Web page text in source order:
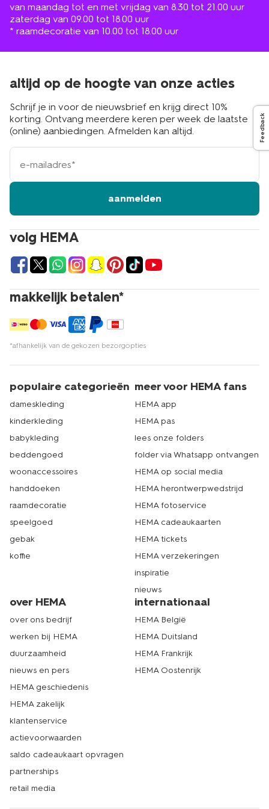
van maandag tot en met vrijdag van 8.30 tot 21.00 uur
zaterdag van 09.00 tot 18.00 uur
* raamdecoratie van 10.00 tot 18.00 uur
volg HEMA
makkelijk betalen*
*afhankelijk van de gekozen bezorgopties
altijd op de hoogte van onze acties
Schrijf je in voor de nieuwsbrief en krijg direct 10%
korting. Ontvang meerdere keren per week de laatste
(online) aanbiedingen. Afmelden kan altijd.
e-
mailadres
aanmelden
populaire categorieën
dameskleding
kinderkleding
babykleding
beddengoed
woonaccessoires
handdoeken
raamdecoratie
speelgoed
gebak
koffie
meer voor HEMA fans
HEMA app
HEMA pas
lees onze folders
folder via Whatsapp ontvangen
HEMA op social media
HEMA herontwerpwedstrijd
HEMA fotoservice
HEMA cadeaukaarten
HEMA tickets
HEMA verzekeringen
inspiratie
nieuws
over HEMA
over ons bedrijf
werken bij HEMA
duurzaamheid
nieuws en pers
HEMA geschiedenis
HEMA zakelijk
klantenservice
actievoorwaarden
saldo cadeaukaart opvragen
partnerships
retail media
internationaal
HEMA België
HEMA Duitsland
HEMA Frankrijk
HEMA Oostenrijk
Feedback